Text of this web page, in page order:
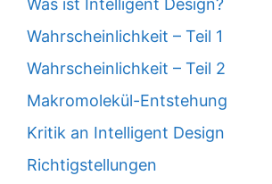
Was ist Intelligent Design?
Wahrscheinlichkeit – Teil 1
Wahrscheinlichkeit – Teil 2
Makromolekül-Entstehung
Kritik an Intelligent Design
Richtigstellungen